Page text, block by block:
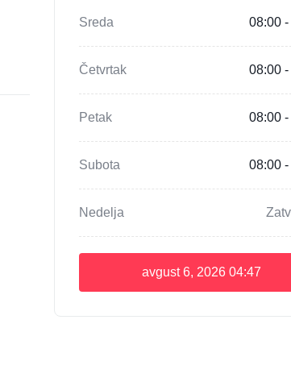
Sreda 08:00
Četvrtak 08:00
Petak 08:00
Subota 08:00
Nedelja
avgust 6, 2026 04:47